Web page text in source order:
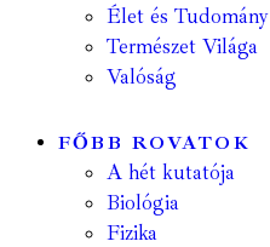
Élet és Tudomány
Természet Világa
Valóság
FŐBB ROVATOK
A hét kutatója
Biológia
Fizika